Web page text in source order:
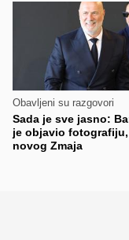
Obavljeni su razgovori
Sada je sve jasno:
je objavio fotografiju,
novog Zmaja